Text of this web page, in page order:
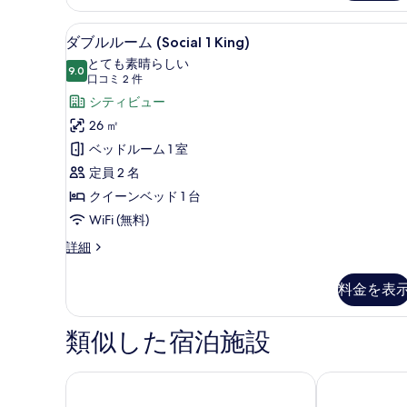
の
写
真
を
表
示
す
る
の
詳
細
ダ
ブ
ル
ル
ー
ム
(Social
1
King)
の
て
の
写
真
ダブルルーム (Social 1 King) |
9
ダブルルーム (Social 1 King)
9.010 点中 9.0
とても素晴らしい
口コミ 2 件
(口
コ
ミ
件)
シティビュー
26 ㎡
ベッドルーム 1 室
定員 2 名
クイーンベッド 1 台
WiFi (無料)
詳細
ダ
ー
ム
(Social
King)
料金を表
類似した宿泊施設
ホテル グランド チャンセラー オークランドホライゾン